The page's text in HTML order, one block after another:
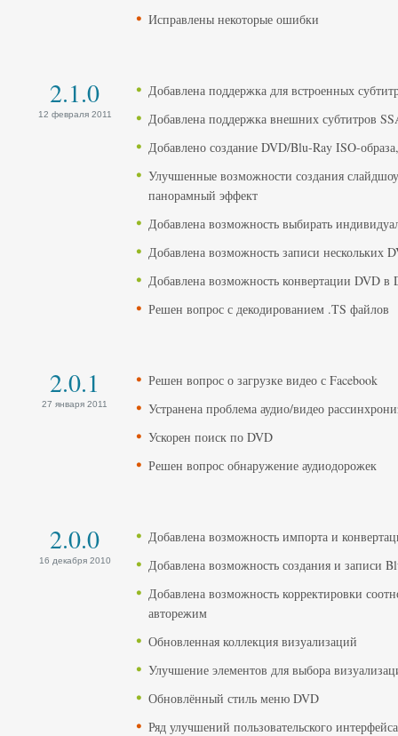
Исправлены некоторые ошибки
2.1.0
12 февраля 2011
Добавлена поддержка для встроенных
Добавлена поддержка внешних субтитров
Добавлено создание DVD/Blu-Ray ISO-
Улучшенные возможности создания
панорамный эффект
Добавлена возможность выбирать
Добавлена возможность записи нескольких
Добавлена возможность конвертации DVD в
Решен вопрос с декодированием .TS файлов
2.0.1
27 января 2011
Решен вопрос о загрузке видео с Facebook
Устранена проблема аудио/видео
Ускорен поиск по DVD
Решен вопрос обнаружение аудиодорожек
2.0.0
16 декабря 2010
Добавлена возможность импорта и
Добавлена возможность создания и записи
Добавлена возможность корректировки
авторежим
Обновленная коллекция визуализаций
Улучшение элементов для выбора
Обновлённый стиль меню DVD
Ряд улучшений пользовательского интерфейса